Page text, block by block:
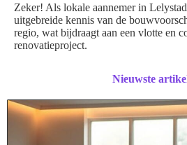
Zeker! Als lokale aannemer in
uitgebreide kennis van de
regio, wat bijdraagt aan een vlotte en
renovatieproject.
Nieuwste